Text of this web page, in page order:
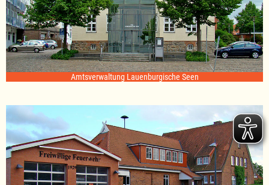
Amtsverwaltung Lauenburgische Seen